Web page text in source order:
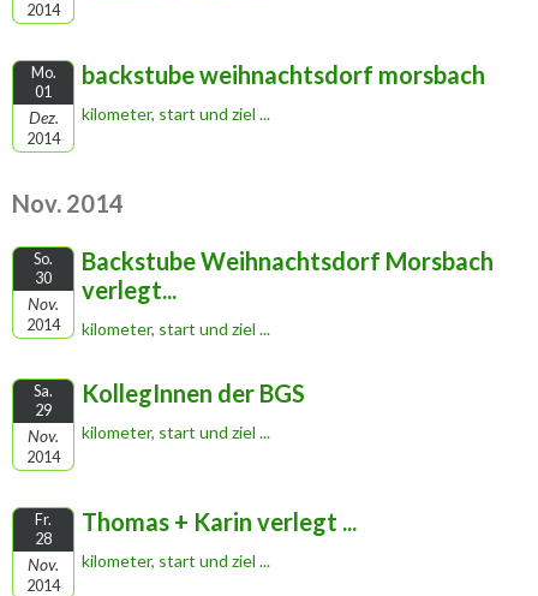
2014
Mo.
01
Dez.
2014
backstube weihnachtsdorf morsbach
kilometer, start und ziel ...
Nov. 2014
So.
30
Nov.
2014
Backstube Weihnachtsdorf Morsbach
verlegt...
kilometer, start und ziel ...
Sa.
29
Nov.
2014
KollegInnen der BGS
kilometer, start und ziel ...
Fr.
28
Nov.
2014
Thomas + Karin verlegt ...
kilometer, start und ziel ...